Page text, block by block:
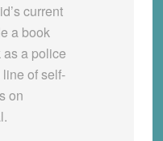
current
a book
a police
of self-
on